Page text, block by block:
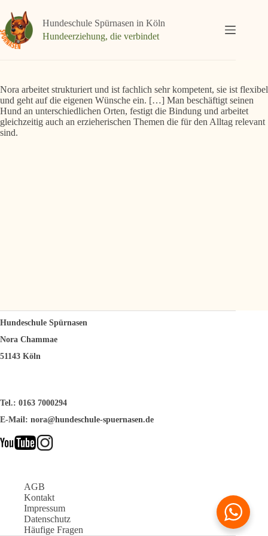
Inhalt
springen
Hundeschule Spürnasen in Köln
Hundeerziehung, die verbindet
Nora arbeitet strukturiert und ist fachlich sehr kompetent, sie ist flexibel
und geht auf die eigenen Wünsche ein. […] Man beschäftigt seinen
Hund an unterschiedlichen Orten, festigt die Bindung und arbeitet
gleichzeitig auch an erzieherischen Themen die für den Alltag relevant
sind.
Hundeschule Spürnasen
Nora Chammae
51143 Köln
Tel.: 0163 7000294
E-Mail: nora@hundeschule-spuernasen.de
AGB
Kontakt
Impressum
Datenschutz
Häufige Fragen